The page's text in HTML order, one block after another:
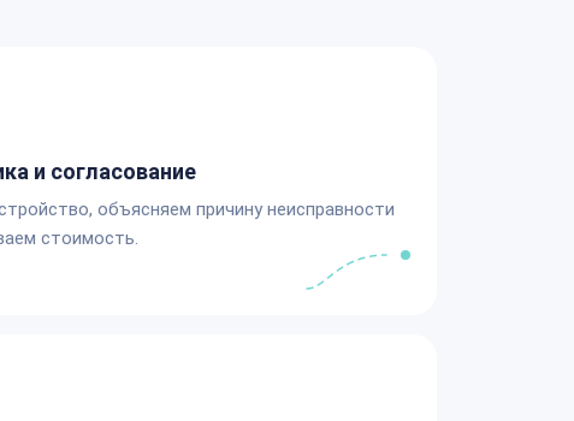
и согласование
объясняем причину неисправности
стоимость.